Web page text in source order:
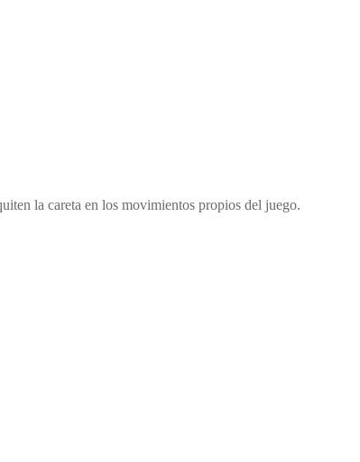
la careta en los movimientos propios del juego.